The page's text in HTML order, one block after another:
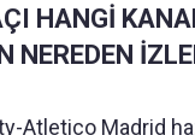
HANGİ
NEREDEN
Atletico Madrid